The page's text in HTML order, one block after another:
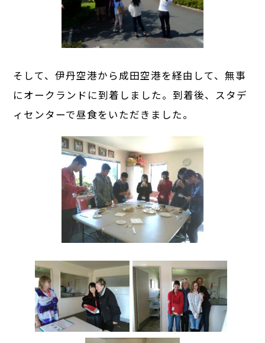
そして、伊丹空港から成田空港を経由して、無事
にオークランドに到着しました。到着後、スタデ
ィセンターで昼食をいただきました。